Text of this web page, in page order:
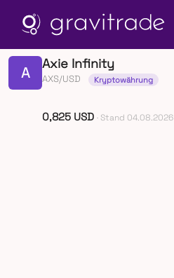
A
Axie Infinity
AXS/USD Kryptowährung
0,825 USD · Stand 04.08.2026